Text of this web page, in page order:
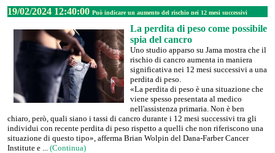
19/02/2024 12:40:00 Può indicare un aumento del rischio nei 12 mesi successivi
La perdita di peso come possibile
spia del cancro
Uno studio apparso su Jama mostra che il
rischio di cancro aumenta in maniera
significativa nei 12 mesi successivi a una
perdita di peso.
«La perdita di peso è una situazione che
viene spesso presentata al medico
nell'assistenza primaria. Non è ben
chiaro, però, quali siano i tassi di cancro durante i 12 mesi successivi tra gli
individui con recente perdita di peso rispetto a quelli che non riferiscono una
situazione di questo tipo», afferma Brian Wolpin del Dana-Farber Cancer
Institute e ... (Continua)